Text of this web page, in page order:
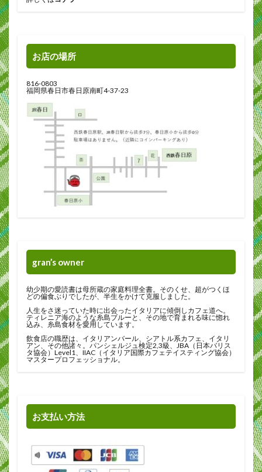
お店の場所
816-0803
福岡県春日市春日原南町4-37-23
gran’s owner
幼少期の愛読書は母所蔵の家庭料理全書。そのくせ、超がつくほ
どの偏食ぶりでしたが、半生をかけて克服しました。
人生をさ迷っていた時に出会ったイタリアに傾倒しカフェ道へ。
ティレニア海のような糸島ブルーと、その地で育まれる味に惚れ
込み、糸島食材を愛用しています。
飲食店の職歴は、イタリアンバール、シアトル系カフェ、イタリ
アン、その他諸々。パンシェルジュ検定2,3級、JBA（日本バリス
タ協会）Level1、IIAC（イタリア国際カフェテイスティング協会）
マスタープロフェッショナル。
お支払い方法